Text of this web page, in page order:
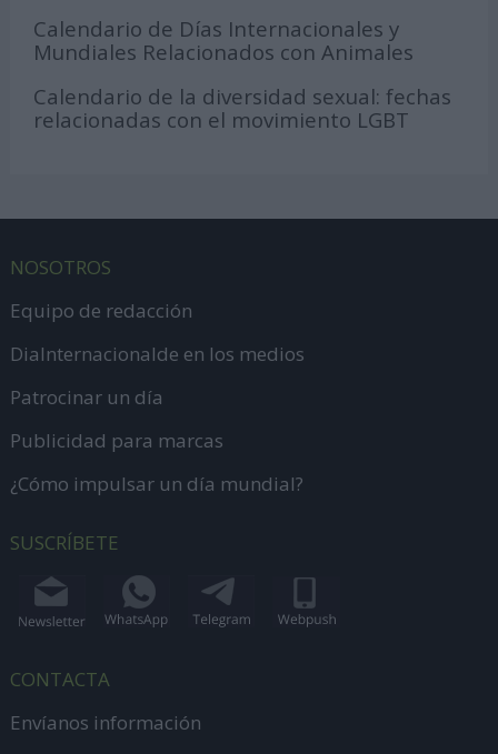
Calendario de Días Internacionales y
Mundiales Relacionados con Animales
Calendario de la diversidad sexual: fechas
relacionadas con el movimiento LGBT
NOSOTROS
Equipo de redacción
DiaInternacionalde en los medios
Patrocinar un día
Publicidad para marcas
¿Cómo impulsar un día mundial?
SUSCRÍBETE
CONTACTA
Envíanos información